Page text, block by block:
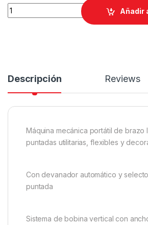
3229 MAQUINA FAMILIAR SINGER
Añadir
Descripción Reviews
Máquina mecánica portátil de brazo
puntadas utilitarias, flexibles y
Con devanador automático y
puntada
Sistema de bobina vertical con